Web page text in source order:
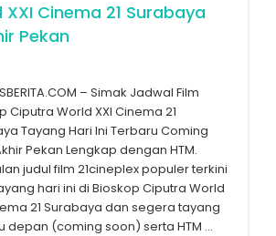
Cinema 21 Surabaya
Pekan
– Simak Jadwal Film
Ciputra World XXI Cinema 21
Tayang Hari Ini Terbaru Coming
Pekan Lengkap dengan HTM.
judul film 21cineplex populer terkini
hari ini di Bioskop Ciputra World
21 Surabaya dan segera tayang
depan (coming soon) serta HTM …